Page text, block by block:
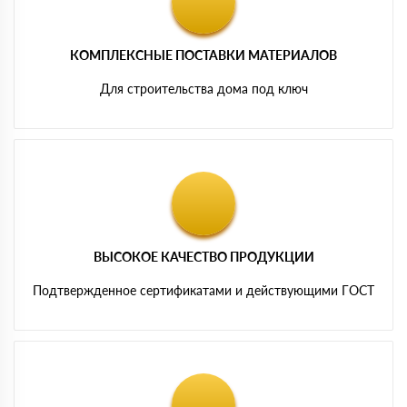
КОМПЛЕКСНЫЕ ПОСТАВКИ МАТЕРИАЛОВ
Для строительства дома под ключ
ВЫСОКОЕ КАЧЕСТВО ПРОДУКЦИИ
Подтвержденное сертификатами и действующими ГОСТ